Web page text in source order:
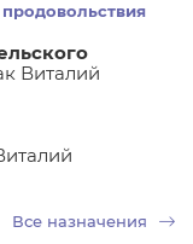
Виталий
Все назначения